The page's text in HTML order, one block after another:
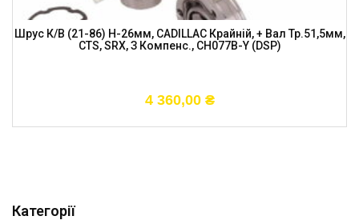
Категорії
Шрус К/в (21-86) H-26мм, CADILLAC Крайній, + Вал Тр.51,5мм,
CTS, SRX, З Компенс., CH077B-Y (DSP)
4 360,00 ₴